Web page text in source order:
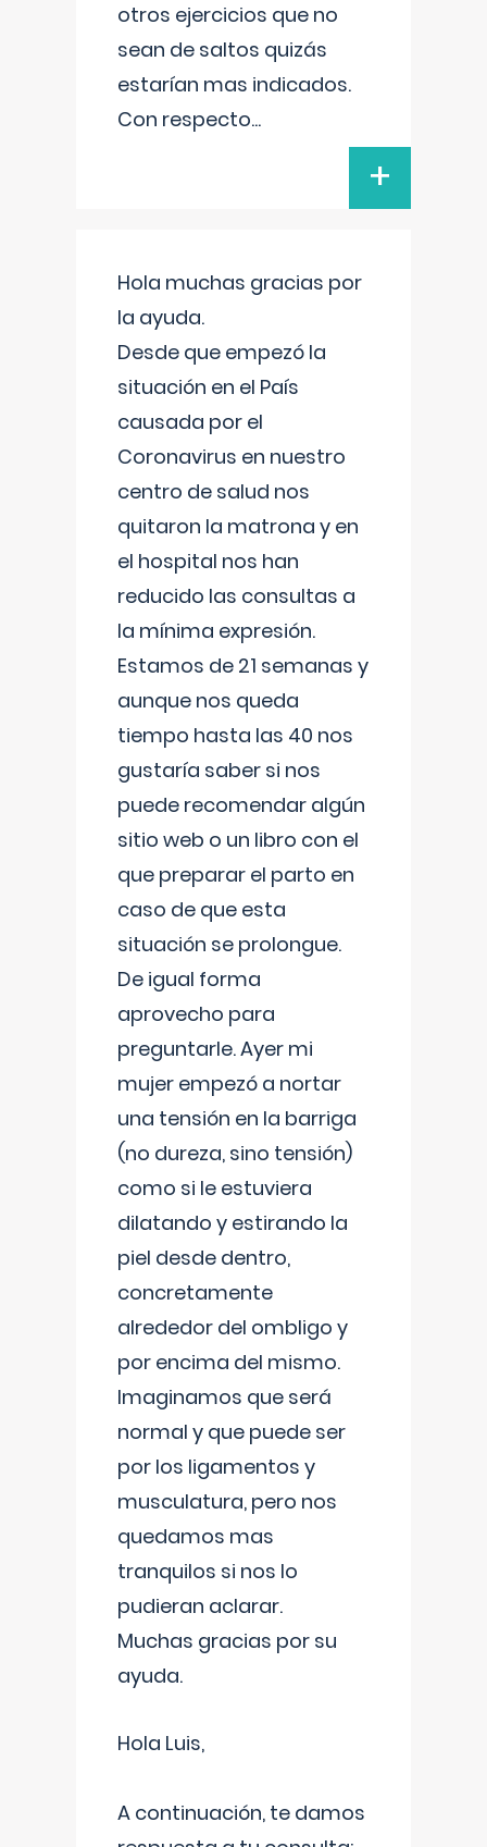
otros ejercicios que no
sean de saltos quizás
estarían mas indicados.
Con respecto...
+
Hola muchas gracias por
la ayuda.
Desde que empezó la
situación en el País
causada por el
Coronavirus en nuestro
centro de salud nos
quitaron la matrona y en
el hospital nos han
reducido las consultas a
la mínima expresión.
Estamos de 21 semanas y
aunque nos queda
tiempo hasta las 40 nos
gustaría saber si nos
puede recomendar algún
sitio web o un libro con el
que preparar el parto en
caso de que esta
situación se prolongue.
De igual forma
aprovecho para
preguntarle. Ayer mi
mujer empezó a nortar
una tensión en la barriga
(no dureza, sino tensión)
como si le estuviera
dilatando y estirando la
piel desde dentro,
concretamente
alrededor del ombligo y
por encima del mismo.
Imaginamos que será
normal y que puede ser
por los ligamentos y
musculatura, pero nos
quedamos mas
tranquilos si nos lo
pudieran aclarar.
Muchas gracias por su
ayuda.
Hola Luis,
A continuación, te damos